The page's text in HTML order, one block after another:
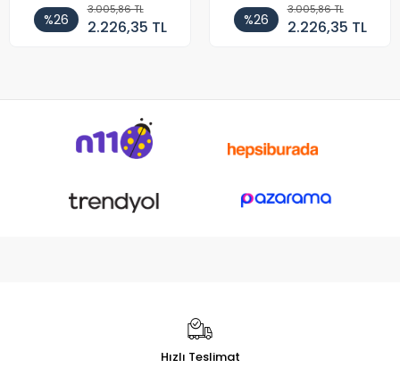
%26
3.005,86 TL
2.226,35 TL %26
3.005,86 TL
2.226,35 TL
Hızlı Teslimat